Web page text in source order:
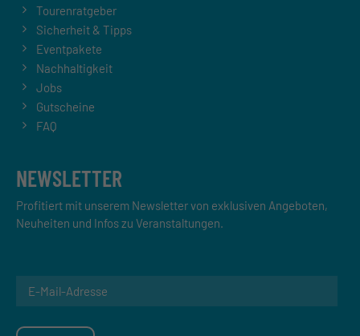
Tourenratgeber
Sicherheit & Tipps
Eventpakete
Nachhaltigkeit
Jobs
Gutscheine
FAQ
NEWSLETTER
Profitiert mit unserem Newsletter von exklusiven Angeboten,
Neuheiten und Infos zu Veranstaltungen.